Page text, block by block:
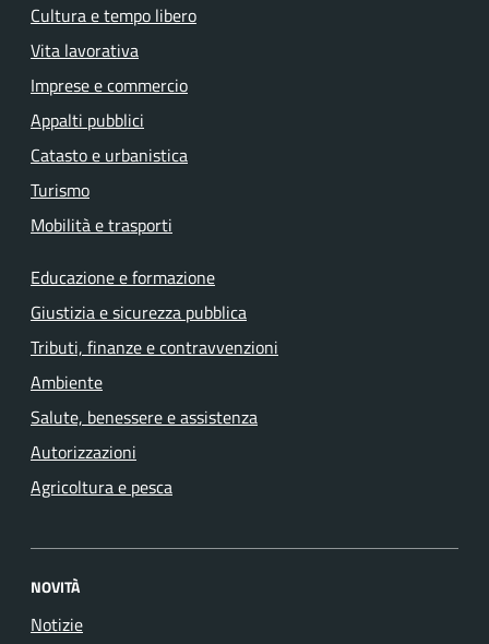
Cultura e tempo libero
Vita lavorativa
Imprese e commercio
Appalti pubblici
Catasto e urbanistica
Turismo
Mobilità e trasporti
Educazione e formazione
Giustizia e sicurezza pubblica
Tributi, finanze e contravvenzioni
Ambiente
Salute, benessere e assistenza
Autorizzazioni
Agricoltura e pesca
NOVITÀ
Notizie